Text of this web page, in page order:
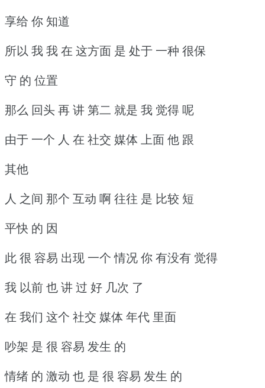
享给 你 知道
所以 我 我 在 这方面 是 处于 一种 很保
守 的 位置
那么 回头 再 讲 第二 就是 我 觉得 呢
由于 一个 人 在 社交 媒体 上面 他 跟
其他
人 之间 那个 互动 啊 往往 是 比较 短
平快 的 因
此 很 容易 出现 一个 情况 你 有没有 觉得
我 以前 也 讲 过 好 几次 了
在 我们 这个 社交 媒体 年代 里面
吵架 是 很 容易 发生 的
情绪 的 激动 也 是 很 容易 发生 的